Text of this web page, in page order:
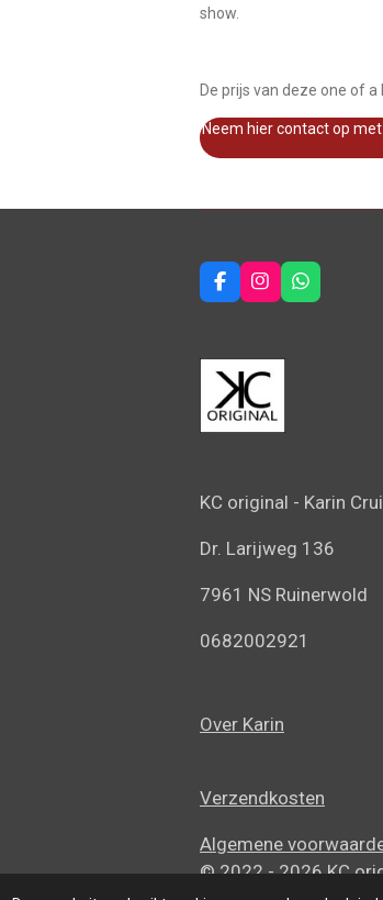
show.
De prijs van deze one of a
Neem hier contact op
F
a
b
o
o
k
I
n
a
g
a
m
W
h
KC original - Karin
Dr. Larijweg 136
7961 NS Ruinerwold
0682002921
Over Karin
Verzendkosten
Algemene
© 2022 - 2026 KC